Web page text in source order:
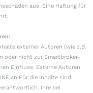
aus. Eine Haftung für
externer Autoren (wie z.B.
oder nicht zur Smartbroker-
Einfluss. Externe Autoren
an.Für die Inhalte sind
Ihre bei